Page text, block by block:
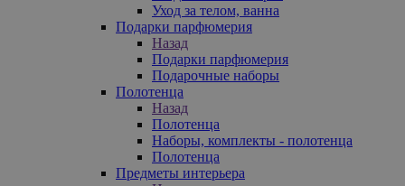
Уход за телом, ванна
Подарки парфюмерия
Назад
Подарки парфюмерия
Подарочные наборы
Полотенца
Назад
Полотенца
Наборы, комплекты - полотенца
Полотенца
Предметы интерьера